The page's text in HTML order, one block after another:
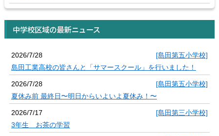
中学校区域の最新ニュース
2026/7/28
[島田第五小学校]
島田工業高校の皆さんと「サマースクール」を行いました！
2026/7/28
[島田第五小学校]
夏休み前 最終日〜明日からいよいよ夏休み！〜
2026/7/17
[島田第三小学校]
3年生 お茶の学習